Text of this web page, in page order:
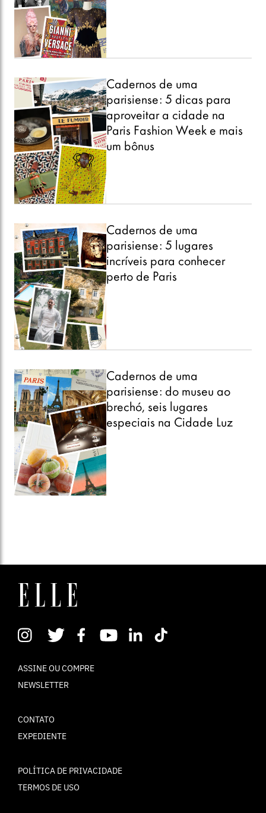
Cadernos de uma
parisiense: 5 dicas para
aproveitar a cidade na
Paris Fashion Week e mais
um bônus
Cadernos de uma
parisiense: 5 lugares
incríveis para conhecer
perto de Paris
Cadernos de uma
parisiense: do museu ao
brechó, seis lugares
especiais na Cidade Luz
ASSINE OU COMPRE
NEWSLETTER
CONTATO
EXPEDIENTE
POLÍTICA DE PRIVACIDADE
TERMOS DE USO